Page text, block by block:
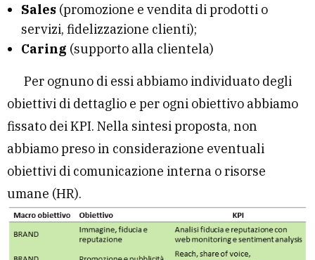
Sales (promozione e vendita di prodotti o
servizi, fidelizzazione clienti);
Caring (supporto alla clientela)
Per ognuno di essi abbiamo individuato degli
obiettivi di dettaglio e per ogni obiettivo abbiamo
fissato dei KPI. Nella sintesi proposta, non
abbiamo preso in considerazione eventuali
obiettivi di comunicazione interna o risorse
umane (HR).